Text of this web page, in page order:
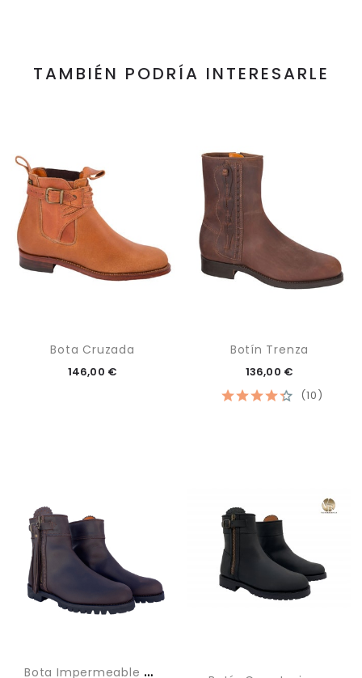
TAMBIÉN PODRÍA INTERESARLE
Bota Cruzada
146,00 €
(10)
Botín Trenza
136,00 €
B
Ota Impermeable Baja